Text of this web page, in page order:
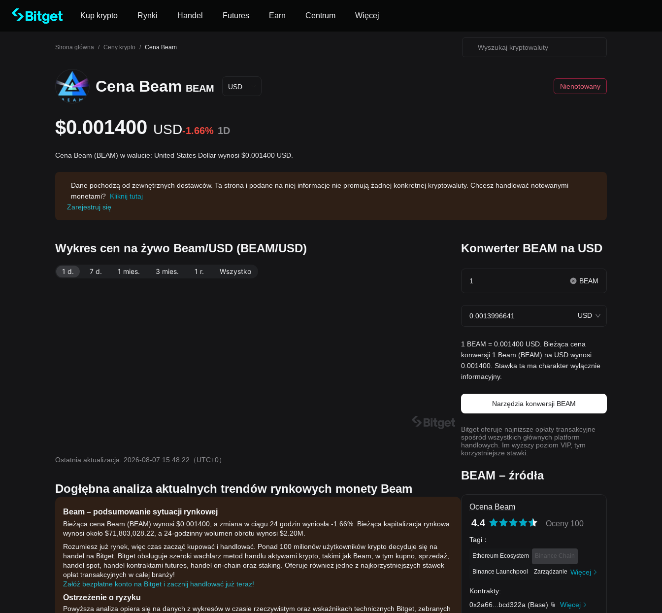
Kup krypto Rynki Handel Futures Earn Centrum Więcej
Strona główna / Ceny krypto / Cena Beam
Cena Beam BEAM USD Nienotowany
$0.001400 USD-1.66% 1D
Cena Beam (BEAM) w walucie: United States Dollar wynosi $0.001400 USD.
Dane pochodzą od zewnętrznych dostawców. Ta strona i podane na niej informacje nie promują żadnej konkretnej kryptowaluty. Chcesz handlować notowanymi
monetami? Kliknij tutaj
Zarejestruj się
Wykres cen na żywo Beam/USD (BEAM/USD)
1 d. 7 d. 1 mies. 3 mies. 1 r. Wszystko
Ostatnia aktualizacja: 2026-08-07 15:48:22 （UTC+0）
Dogłębna analiza aktualnych trendów rynkowych monety Beam
Beam – podsumowanie sytuacji rynkowej
Bieżąca cena Beam (BEAM) wynosi $0.001400, a zmiana w ciągu 24 godzin wyniosła -1.66%. Bieżąca kapitalizacja rynkowa
wynosi około $71,803,028.22, a 24-godzinny wolumen obrotu wynosi $2.20M.
Rozumiesz już rynek, więc czas zacząć kupować i handlować. Ponad 100 milionów użytkowników krypto decyduje się na
handel na Bitget. Bitget obsługuje szeroki wachlarz metod handlu aktywami krypto, takimi jak Beam, w tym kupno, sprzedaż,
handel spot, handel kontraktami futures, handel on-chain oraz staking. Oferuje również jedne z najkorzystniejszych stawek
opłat transakcyjnych w całej branży!
Załóż bezpłatne konto na Bitget i zacznij handlować już teraz!
Ostrzeżenie o ryzyku
Powyższa analiza opiera się na danych z wykresów w czasie rzeczywistym oraz wskaźnikach technicznych Bitget, zebranych
Konwerter BEAM na USD
BEAM
USD
1 BEAM = 0.001400 USD. Bieżąca cena
konwersji 1 Beam (BEAM) na USD wynosi
0.001400. Stawka ta ma charakter wyłącznie
informacyjny.
Narzędzia konwersji BEAM
Bitget oferuje najniższe opłaty transakcyjne
spośród wszystkich głównych platform
handlowych. Im wyższy poziom VIP, tym
korzystniejsze stawki.
BEAM – źródła
Ocena Beam
4.4 Oceny 100
Tagi ：
Ethereum Ecosystem Binance Chain
Binance Launchpool Zarządzanie Więcej
Kontrakty:
0x2a66
bcd322a (Base)
Więcej